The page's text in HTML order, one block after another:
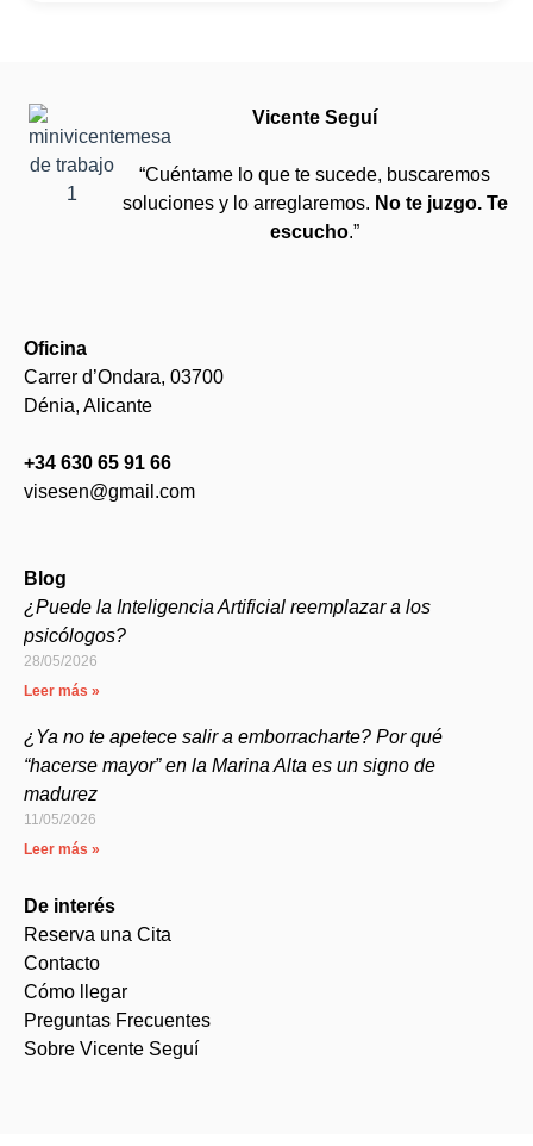
Vicente Seguí
“Cuéntame lo que te sucede, buscaremos
soluciones y lo arreglaremos. No te juzgo. Te
escucho.”
Oficina
Carrer d’Ondara, 03700
Dénia, Alicante
+34 630 65 91 66
visesen@gmail.com
Blog
¿Puede la Inteligencia Artificial reemplazar a los
psicólogos?
28/05/2026
Leer más »
¿Ya no te apetece salir a emborracharte? Por qué
“hacerse mayor” en la Marina Alta es un signo de
madurez
11/05/2026
Leer más »
De interés
Reserva una Cita
Contacto
Cómo llegar
Preguntas Frecuentes
Sobre Vicente Seguí